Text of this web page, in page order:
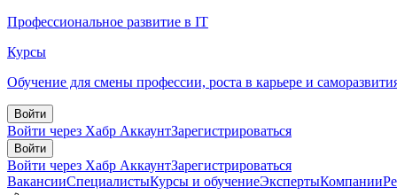
Профессиональное развитие в IT
Курсы
Обучение для смены профессии, роста в карьере и
Войти
Войти через Хабр АккаунтЗарегистрироваться
Войти
Войти через Хабр АккаунтЗарегистрироваться
ВакансииСпециалистыКурсы и обучениеЭкспертыКомпании